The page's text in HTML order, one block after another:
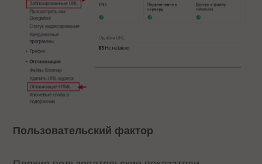
Пользовательский фактор